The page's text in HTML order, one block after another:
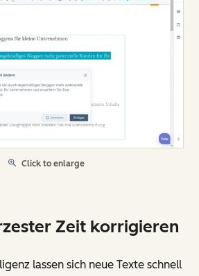
Click to enlarge
Zeit korrigieren
lassen sich neue Texte schnell